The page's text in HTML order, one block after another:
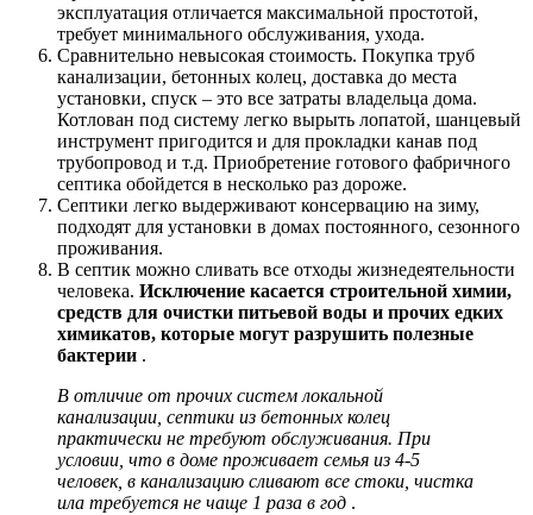
эксплуатация отличается максимальной простотой,
требует минимального обслуживания, ухода.
Сравнительно невысокая стоимость. Покупка труб
канализации, бетонных колец, доставка до места
установки, спуск – это все затраты владельца дома.
Котлован под систему легко вырыть лопатой, шанцевый
инструмент пригодится и для прокладки канав под
трубопровод и т.д. Приобретение готового фабричного
септика обойдется в несколько раз дороже.
Септики легко выдерживают консервацию на зиму,
подходят для установки в домах постоянного, сезонного
проживания.
В септик можно сливать все отходы жизнедеятельности
человека. Исключение касается строительной химии,
средств для очистки питьевой воды и прочих едких
химикатов, которые могут разрушить полезные
бактерии .
В отличие от прочих систем локальной
канализации, септики из бетонных колец
практически не требуют обслуживания. При
условии, что в доме проживает семья из 4-5
человек, в канализацию сливают все стоки, чистка
ила требуется не чаще 1 раза в год .